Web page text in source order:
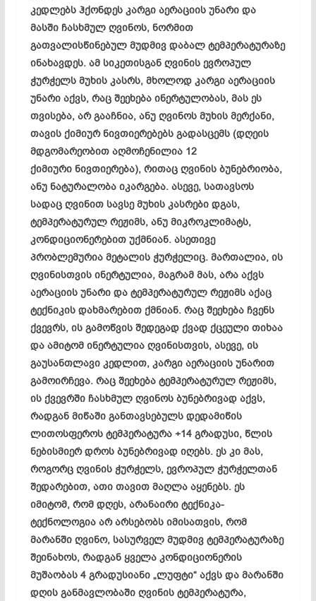
კედლებს ჰქონდეს კარგი აერაციის უნარი და
მასში ჩასხმულ ღვინოს, ნორმით
გათვალისწინებულ მუდმივ დაბალ ტემპერატურაზე
ინახავდეს. ამ სიკეთისგან ღვინის ევროპულ
ჭურჭელს მუხის კასრს, მხოლოდ კარგი აერაციის
უნარი აქვს, რაც შეეხება ინერტულობას, მას ეს
თვისება, არ გააჩნია, ანუ ღვინოს მუხის მერქანი,
თავის ქიმიურ ნივთიერებებს გადასცემს (დღეის
მდგომარეობით აღმოჩენილია 12
ქიმიურინივთიერება), რითაც ღვინის ბუნებრიობა,
ანუ ნატურალობაიკარგება. ასევე, სათავსოს
სადაც ღვინით სავსე მუხის კასრები დგას,
ტემპერატურულ რეჟიმს, ანუ მიკროკლიმატს,
კონდიციონერებითუქმნიან. ასეთივე
პრობლემურია მეტალის ჭურჭელიც. მართალია, ის
ღვინისთვის ინერტულია, მაგრამ მას, არა აქვს
აერაციის უნარი და ტემპერატურულ რეჟიმს აქაც
ტექნიკის დახმარებით ქმნიან. რაც შეეხება ჩვენს
ქვევრს, ის გამოწვის შედეგად ქვად ქცეული თიხაა
და ამიტომ ინერტულია ღვინისთვის, ასევე, ის
გაუსანთლავიკედლით, კარგი აერაციის უნარით
გამოირჩევა. რაც შეეხება ტემპერატურულ რეჟიმს,
ის ქვევრში ჩასხმულ ღვინოს ბუნებრივად აქვს,
რადგან მიწაში განთავსებულს დედამიწის
ლითოსფეროსტემპერატურა +14 გრადუსი, წლის
ნებისმიერ დროს ბუნებრივად იღებს. ეს კი მას,
როგორც ღვინის ჭურჭელს, ევროპულ ჭურჭელთან
შედარებით, ათი თავით მაღლა აყენებს. ეს
იმიტომ, რომ დღეს, არანაირი ტექნიკა-
ტექნოლოგიაარ არსებობს იმისათვის, რომ
მარანში ღვინო, სასურველ მუდმივ ტემპერატურაზე
შეინახოს, რადგან ყველა კონდიციონერის
მუშაობას 4 გრადუსიანი„ლუფტი“ აქვს და მარანში
დღის განმავლობაში ღვინის ტემპერატურა,